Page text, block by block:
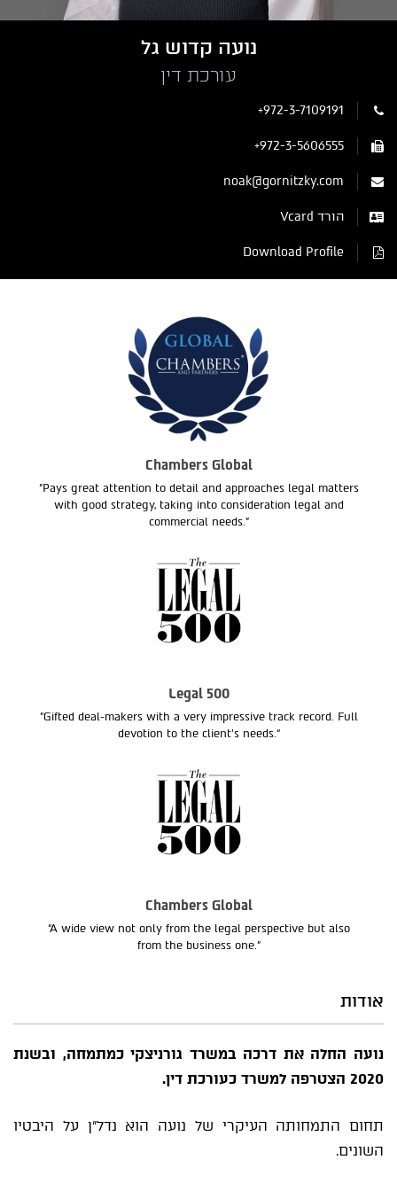
נועה קדוש גל
עורכת דין
+972-3-7109191
+972-3-5606555
noak@gornitzky.com
הורד Vcard
Download Profile
Chambers Global
"Pays great attention to detail and approaches legal matters
with good strategy, taking into consideration legal and
commercial needs."
Legal 500
"Gifted deal-makers with a very impressive track record. Full
devotion to the client’s needs.“
Chambers Global
“A wide view not only from the legal perspective but also
from the business one.”
אודות
נועה החלה את דרכה במשרד גורניצקי כמתמחה, ובשנת
2020 הצטרפה למשרד כעורכת דין.
תחום התמחותה העיקרי של נועה הוא נדל"ן על היבטיו
השונים.